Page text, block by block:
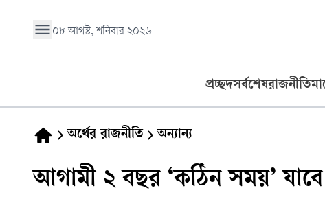
০৮ আগস্ট, শনিবার ২০২৬
প্রচ্ছদসর্বশেষরাজনীতি
অর্থের রাজনীতি অন্যান্য
আগামী ২ বছর ‘কঠিন সময়’ যাবে: